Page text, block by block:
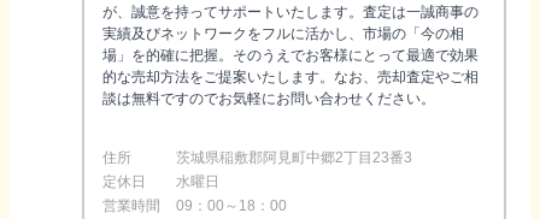
が、誠意を持ってサポートいたします。査定は一誠商事の
実績及びネットワークをフルに活かし、市場の「今の相
場」を的確に把握。そのうえでお客様にとって最適で効果
的な売却方法をご提案いたします。なお、売却査定やご相
談は無料ですのでお気軽にお問い合わせください。
住所
茨城県稲敷郡阿見町中郷2丁目23番3
定休日
水曜日
営業時間
09：00～18：00